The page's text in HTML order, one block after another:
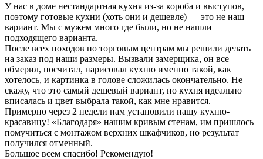
У нас в доме нестандартная кухня из-за короба и выступов,
поэтому готовые кухни (хоть они и дешевле) — это не наш
вариант. Мы с мужем много где были, но не нашли
подходящего варианта.
После всех походов по торговым центрам мы решили делать
на заказ под наши размеры. Вызвали замерщика, он все
обмерил, посчитал, нарисовал кухню именно такой, как
хотелось, и картинка в голове сложилась окончательно. Не
скажу, что это самый дешевый вариант, но кухня идеально
вписалась и цвет выбрала такой, как мне нравится.
Примерно через 2 недели нам установили нашу кухню-
красавицу! «Благодаря» нашим кривым стенам, им пришлось
помучиться с монтажом верхних шкафчиков, но результат
получился отменный.
Большое всем спасибо! Рекомендую!